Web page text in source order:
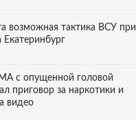
возможная тактика ВСУ при
Екатеринбург
с опущенной головой
приговор за наркотики и
видео